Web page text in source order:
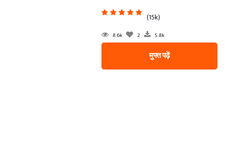
(15k)
8.6k 2 5.8k
मुफ्त पढ़ें